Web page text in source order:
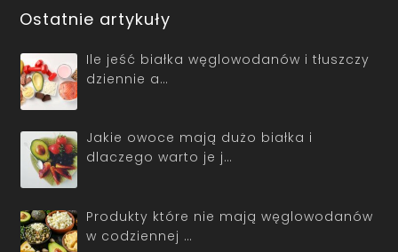
Ostatnie artykuły
Ile jeść białka węglowodanów i tłuszczy
dziennie a…
Jakie owoce mają dużo białka i
dlaczego warto je j…
Produkty które nie mają węglowodanów
w codziennej …